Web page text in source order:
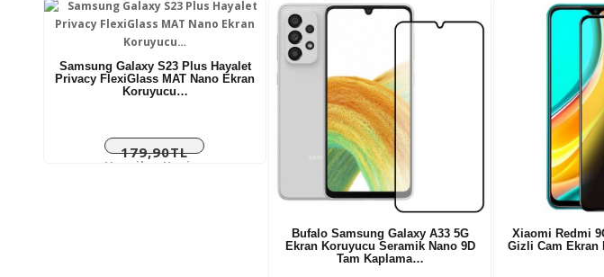
Samsung Galaxy S23 Plus Hayalet
Privacy FlexiGlass MAT Nano Ekran
Koruyucu…
179,90TL
Vergiler Hariç:
Bufalo Samsung Galaxy A33 5G
Ekran Koruyucu Seramik Nano 9D
Tam Kaplama…
Xiaomi Redmi
Gizli Cam